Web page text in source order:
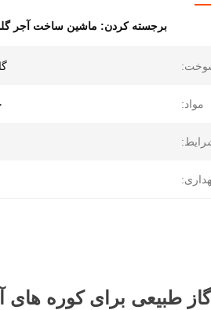
برجسته کردن: ماشین ساخت آجر
مواد:
طبیعی برای کوره های